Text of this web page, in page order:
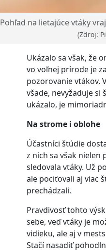
Pohľad na lietajúce vtáky
(Zdroj:
Ukázalo sa však, že
vo voľnej prírode je
pozorovanie vtákov.
všade, nevyžaduje si
ukázalo, je
Na strome i oblohe
Účastníci štúdie
z nich sa však nielen
sledovala vtáky. Už
ale pociťovali aj viac
prechádzali.
Pravdivosť tohto
sebe, veď vtáky je
vidieku, ale aj v
Stačí nasadiť